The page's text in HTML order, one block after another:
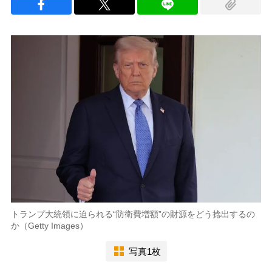
トランプ大統領に迫られる“防衛費増額”の財源をどう捻出するの
か（Getty Images）
写真1枚